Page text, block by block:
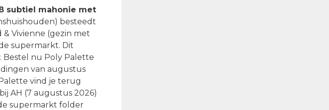
subtiel mahonie met
besteedt
& Vivienne (gezin met
supermarkt. Dit
Bestel nu Poly Palette
van augustus
vind je terug
AH (7 augustus 2026)
supermarkt folder